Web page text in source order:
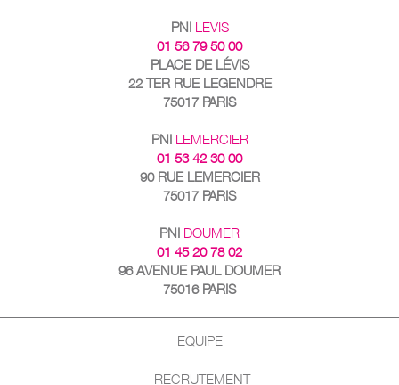
PNI LEVIS
01 56 79 50 00
PLACE DE LÉVIS
22 TER RUE LEGENDRE
75017 PARIS
PNI LEMERCIER
01 53 42 30 00
90 RUE LEMERCIER
75017 PARIS
PNI DOUMER
01 45 20 78 02
96 AVENUE PAUL DOUMER
75016 PARIS
EQUIPE
RECRUTEMENT